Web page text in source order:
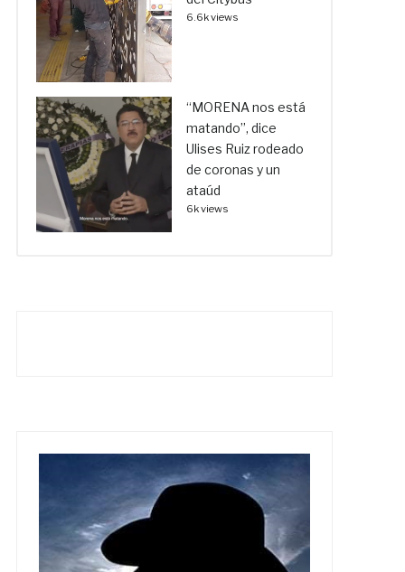
6.6k views
“MORENA nos está
matando”, dice
Ulises Ruiz rodeado
de coronas y un
ataúd
6k views